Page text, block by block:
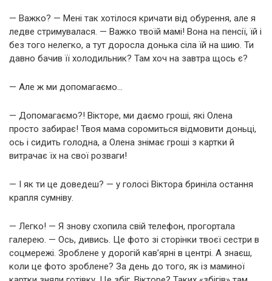
— Важко? — Мені так хотілося кричати від обурення, але я
ледве стримувалася. — Важко твоїй мамі! Вона на пенсії, їй і
без того нелегко, а тут доросла донька сіла їй на шию. Ти
давно бачив її холодильник? Там хоч на завтра щось є?
— Але ж ми допомагаємо…
— Допомагаємо?! Вікторе, ми даємо гроші, які Олена
просто забирає! Твоя мама соромиться відмовити доньці,
ось і сидить голодна, а Олена знімає гроші з картки й
витрачає їх на свої розваги!
— І як ти це доведеш? — у голосі Віктора бриніла остання
крапля сумніву.
— Легко! — Я знову схопила свій телефон, прогортала
галерею. — Ось, дивись. Це фото зі сторінки твоєї сестри в
соцмережі. Зроблене у дорогій кав’ярні в центрі. А знаєш,
коли це фото зроблене? За день до того, як із маминої